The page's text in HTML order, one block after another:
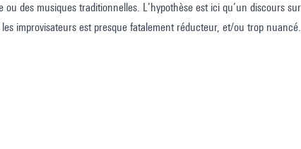
ou des musiques traditionnelles. L’hypothèse est ici qu’un discours
les improvisateurs est presque fatalement réducteur, et/ou trop nuancé.